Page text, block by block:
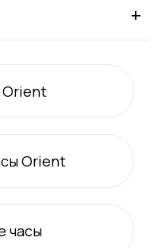
+
Orient
Orient
часы